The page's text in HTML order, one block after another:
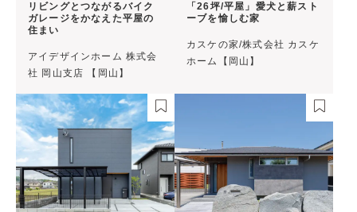
リビングとつながるバイク
ガレージをかなえた平屋の
住まい
アイデザインホーム 株式会
社 岡山支店 【岡山】
「26坪/平屋」愛犬と薪スト
ーブを愉しむ家
カスケの家/株式会社 カスケ
ホーム【岡山】